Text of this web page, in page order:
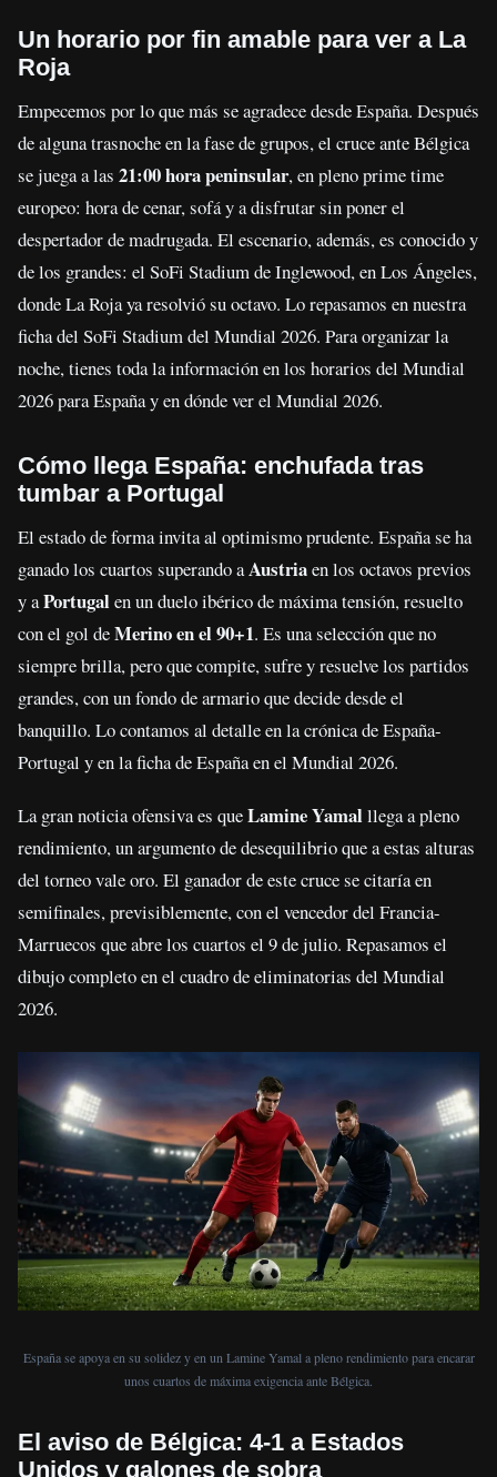
Un horario por fin amable para ver a La
Roja
Empecemos por lo que más se agradece desde España. Después
de alguna trasnoche en la fase de grupos, el cruce ante Bélgica
se juega a las 21:00 hora peninsular, en pleno prime time
europeo: hora de cenar, sofá y a disfrutar sin poner el
despertador de madrugada. El escenario, además, es conocido y
de los grandes: el SoFi Stadium de Inglewood, en Los Ángeles,
donde La Roja ya resolvió su octavo. Lo repasamos en nuestra
ficha del SoFi Stadium del Mundial 2026. Para organizar la
noche, tienes toda la información en los horarios del Mundial
2026 para España y en dónde ver el Mundial 2026.
Cómo llega España: enchufada tras
tumbar a Portugal
El estado de forma invita al optimismo prudente. España se ha
ganado los cuartos superando aAustriaen los octavos previos
y aPortugalen un duelo ibérico de máxima tensión, resuelto
con el gol deMerino en el 90+1. Es una selección que no
siempre brilla, pero que compite, sufre y resuelve los partidos
grandes, con un fondo de armario que decide desde el
banquillo. Lo contamos al detalle en la crónica de España-
Portugal y en la ficha de España en el Mundial 2026.
La gran noticia ofensiva es queLamine Yamalllega a pleno
rendimiento, un argumento de desequilibrio que a estas alturas
del torneo vale oro. El ganador de este cruce se citaría en
semifinales, previsiblemente, con el vencedor del Francia-
Marruecos que abre los cuartos el 9 de julio. Repasamos el
dibujo completo en el cuadro de eliminatorias del Mundial
2026.
España se apoya en su solidez y en un Lamine Yamal a pleno rendimiento para encarar
unos cuartos de máxima exigencia ante Bélgica.
El aviso de Bélgica: 4-1 a Estados
Unidos y galones de sobra